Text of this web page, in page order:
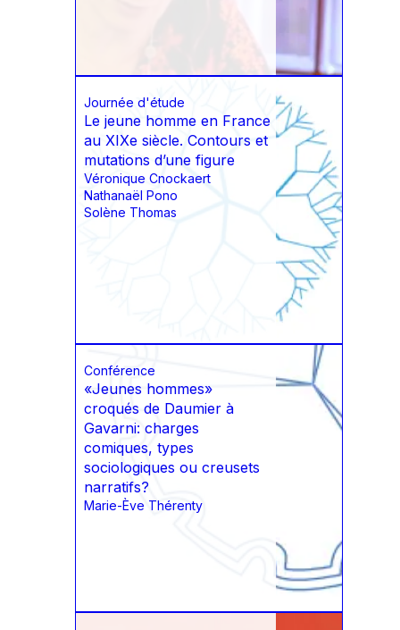
Journée d'étude
Le jeune homme en France
au XIXe siècle. Contours et
mutations d’une figure
Véronique Cnockaert
Nathanaël Pono
Solène Thomas
Conférence
«Jeunes hommes»
croqués de Daumier à
Gavarni: charges
comiques, types
sociologiques ou creusets
narratifs?
Marie-Ève Thérenty